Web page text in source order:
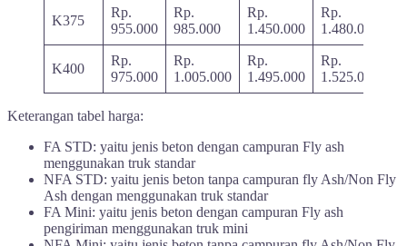
K375
Rp.
955.000
Rp.
985.000
Rp.
1.450.000
Rp.
1.480.000
K400
Rp.
975.000
Rp.
1.005.000
Rp.
1.495.000
Rp.
1.525.000
Keterangan tabel harga:
FA STD: yaitu jenis beton dengan campuran Fly ash
menggunakan truk standar
NFA STD: yaitu jenis beton tanpa campuran fly Ash/Non Fly
Ash dengan menggunakan truk standar
FA Mini: yaitu jenis beton dengan campuran Fly ash
pengiriman menggunakan truk mini